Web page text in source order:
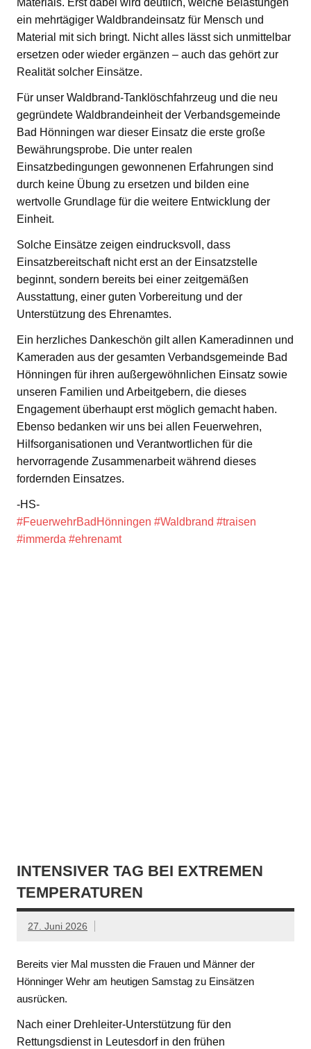
ein mehrtägiger Waldbrandeinsatz für Mensch und
Material mit sich bringt. Nicht alles lässt sich unmittelbar
ersetzen oder wieder ergänzen – auch das gehört zur
Realität solcher Einsätze.
Für unser Waldbrand-Tanklöschfahrzeug und die neu
gegründete Waldbrandeinheit der Verbandsgemeinde
Bad Hönningen war dieser Einsatz die erste große
Bewährungsprobe. Die unter realen
Einsatzbedingungen gewonnenen Erfahrungen sind
durch keine Übung zu ersetzen und bilden eine
wertvolle Grundlage für die weitere Entwicklung der
Einheit.
Solche Einsätze zeigen eindrucksvoll, dass
Einsatzbereitschaft nicht erst an der Einsatzstelle
beginnt, sondern bereits bei einer zeitgemäßen
Ausstattung, einer guten Vorbereitung und der
Unterstützung des Ehrenamtes.
Ein herzliches Dankeschön gilt allen Kameradinnen und
Kameraden aus der gesamten Verbandsgemeinde Bad
Hönningen für ihren außergewöhnlichen Einsatz sowie
unseren Familien und Arbeitgebern, die dieses
Engagement überhaupt erst möglich gemacht haben.
Ebenso bedanken wir uns bei allen Feuerwehren,
Hilfsorganisationen und Verantwortlichen für die
hervorragende Zusammenarbeit während dieses
fordernden Einsatzes.
-HS-
#FeuerwehrBadHönningen #Waldbrand #traisen
#immerda #ehrenamt
INTENSIVER TAG BEI EXTREMEN
TEMPERATUREN
27. Juni 2026
Bereits vier Mal mussten die Frauen und Männer der
Hönninger Wehr am heutigen Samstag zu Einsätzen
ausrücken.
Nach einer Drehleiter-Unterstützung für den
Rettungsdienst in Leutesdorf in den frühen